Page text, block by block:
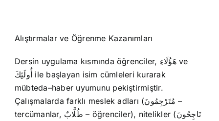
Alıştırmalar ve Öğrenme Kazanımları
Dersin uygulama kısmında öğrenciler, هَؤُلَاءِ ve
أُولَئِكَ ile başlayan isim cümleleri kurarak
mübteda–haber uyumunu pekiştirmiştir.
Çalışmalarda farklı meslek adları (مُتَرْجِمُونَ –
tercümanlar, طُلَّابٌ – öğrenciler), nitelikler (نَاجِحُونَ